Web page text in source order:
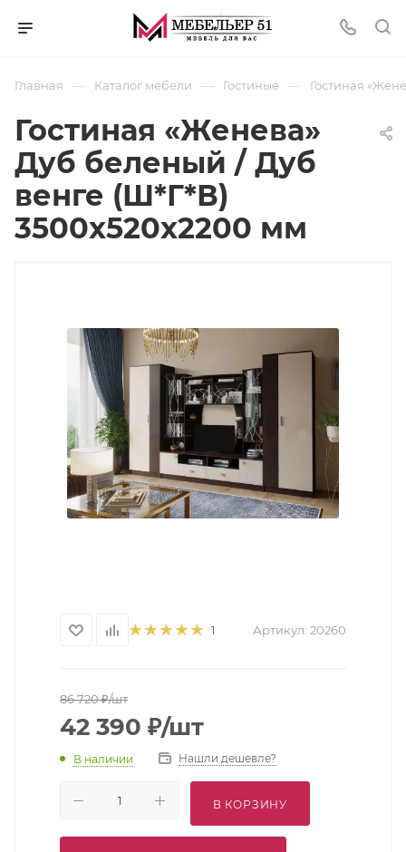
Главная — Каталог мебели — Гостиные — Гостиная
Гостиная «Женева»
Дуб беленый / Дуб
венге (Ш*Г*В)
3500x520x2200 мм
1 Артикул: 20260
86 720₽/шт
42 390 ₽/шт
В наличии Нашли дешевле?
В КОРЗИНУ